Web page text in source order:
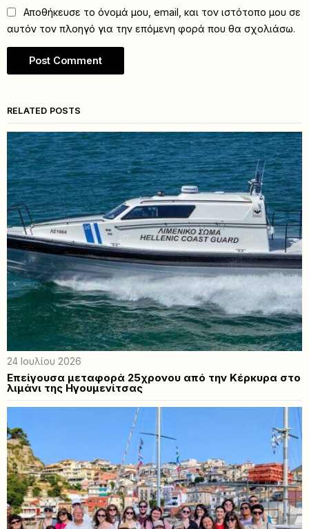
Αποθήκευσε το όνομά μου, email, και τον ιστότοπο μου σε
αυτόν τον πλοηγό για την επόμενη φορά που θα σχολιάσω.
RELATED POSTS
24 Ιουλίου 2026
Επείγουσα μεταφορά 25χρονου από την Κέρκυρα στο
λιμάνι της Ηγουμενίτσας